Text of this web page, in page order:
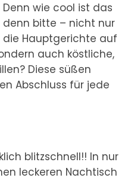
Denn wie cool ist das
denn bitte – nicht nur
die Hauptgerichte auf
auch köstliche,
Diese süßen
Abschluss für jede
blitzschnell!! In nur
leckeren Nachtisch